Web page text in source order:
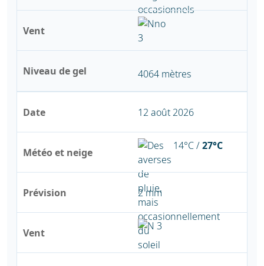
Vent
Niveau de gel 4064 mètres
Date
Météo et neige
Prévision
Vent
12 août 2026
14°C /27°C
2 mm